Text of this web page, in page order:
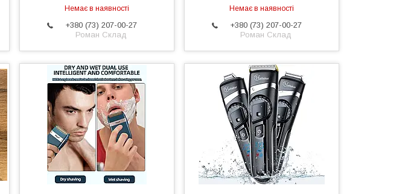
Немає в наявності
+380 (73) 207-00-27
Роман Склад
Немає в наявності
+380 (73) 207-00-27
Роман Склад